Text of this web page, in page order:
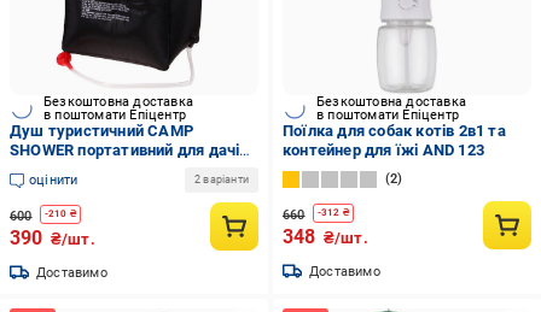
Безкоштовна доставка
в поштомати Епіцентр
Душ туристичний CAMP
SHOWER портативний для дачі
та кемпінгу 40 л
оцінити 2 варіанти
600 -210 ₴
390 ₴/шт.
Доставимо
Безкоштовна доставка
в поштомати Епіцентр
Поїлка для собак котів 2в1 та
контейнер для їжі AND 123
2
660 -312 ₴
348 ₴/шт.
Доставимо